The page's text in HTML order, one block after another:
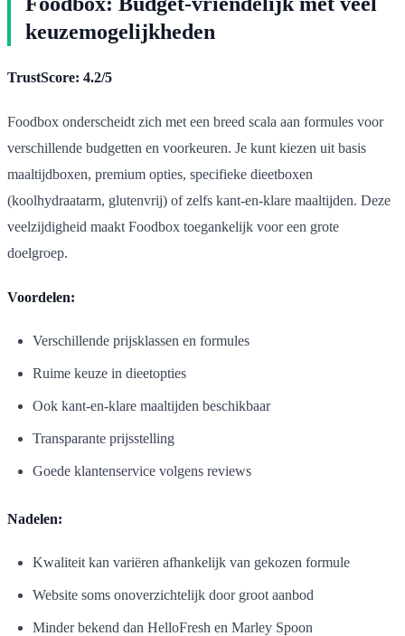
keuzemogelijkheden
TrustScore: 4.2/5
Foodbox onderscheidt zich met een breed scala aan formules voor
verschillende budgetten en voorkeuren. Je kunt kiezen uit basis
maaltijdboxen, premium opties, specifieke dieetboxen
(koolhydraatarm, glutenvrij) of zelfs kant-en-klare maaltijden. Deze
veelzijdigheid maakt Foodbox toegankelijk voor een grote
doelgroep.
Voordelen:
Verschillende prijsklassen en formules
Ruime keuze in dieetopties
Ook kant-en-klare maaltijden beschikbaar
Transparante prijsstelling
Goede klantenservice volgens reviews
Nadelen:
Kwaliteit kan variëren afhankelijk van gekozen formule
Website soms onoverzichtelijk door groot aanbod
Minder bekend dan HelloFresh en Marley Spoon